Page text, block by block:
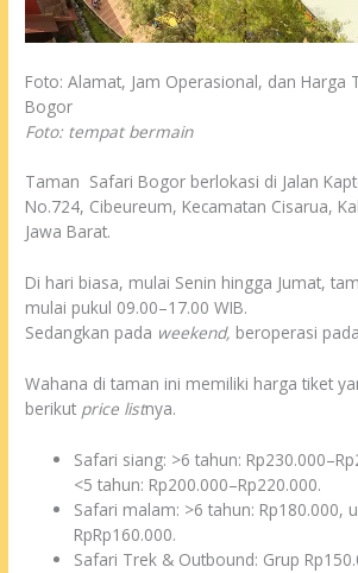
Foto: Alamat, Jam Operasional, dan Harga
Bogor
Foto: tempat bermain
Taman Safari Bogor berlokasi di Jalan
No.724, Cibeureum, Kecamatan Cisarua,
Jawa Barat.
Di hari biasa, mulai Senin hingga Jumat,
mulai pukul 09.00–17.00 WIB.
Sedangkan pada weekend, beroperasi
Wahana di taman ini memiliki harga tiket
berikut price listnya.
Safari siang: >6 tahun:
<5 tahun: Rp200.000–Rp220.000.
Safari malam: >6 tahun: Rp180.000,
RpRp160.000.
Safari Trek & Outbound: Grup